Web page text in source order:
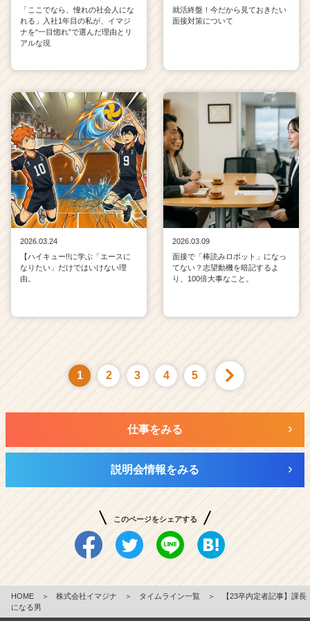
「ここでなら、憧れの社会人にな
れる」入社1年目の私が、イマジ
ナを“一目惚れ”で選んだ理由とリ
アルな現
就活終盤！今だから見ておきたい
面接対策について
2026.03.24
【ハイキュー!!に学ぶ「エースに
なりたい」だけではいけない理
由。
2026.03.09
面接で「棒読みロボット」になっ
てない？志望動機を暗記するよ
り、100倍大事なこと。
1 2 3 4 5
仕事をみる
説明会情報をみる
このページをシェアする
HOME ＞ 株式会社イマジナ ＞ タイムライン一覧 ＞
【23卒内定者記事】課長
になる男